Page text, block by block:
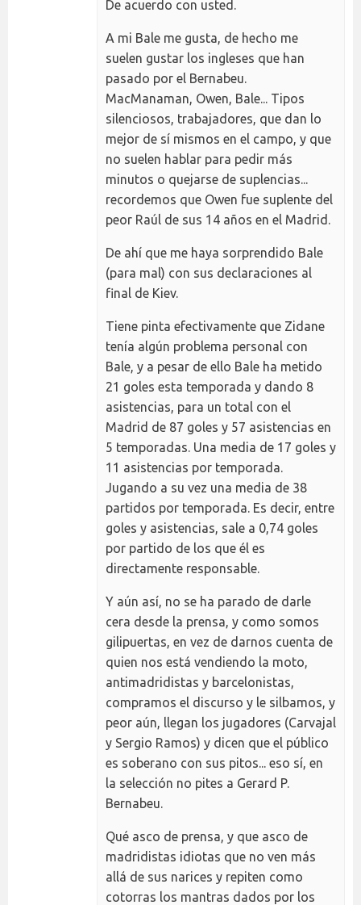
De acuerdo con usted.
A mi Bale me gusta, de hecho me
suelen gustar los ingleses que han
pasado por el Bernabeu.
MacManaman, Owen, Bale... Tipos
silenciosos, trabajadores, que dan lo
mejor de sí mismos en el campo, y que
no suelen hablar para pedir más
minutos o quejarse de suplencias...
recordemos que Owen fue suplente del
peor Raúl de sus 14 años en el Madrid.
De ahí que me haya sorprendido Bale
(para mal) con sus declaraciones al
final de Kiev.
Tiene pinta efectivamente que Zidane
tenía algún problema personal con
Bale, y a pesar de ello Bale ha metido
21 goles esta temporada y dando 8
asistencias, para un total con el
Madrid de 87 goles y 57 asistencias en
5 temporadas. Una media de 17 goles y
11 asistencias por temporada.
Jugando a su vez una media de 38
partidos por temporada. Es decir, entre
goles y asistencias, sale a 0,74 goles
por partido de los que él es
directamente responsable.
Y aún así, no se ha parado de darle
cera desde la prensa, y como somos
gilipuertas, en vez de darnos cuenta de
quien nos está vendiendo la moto,
antimadridistas y barcelonistas,
compramos el discurso y le silbamos, y
peor aún, llegan los jugadores (Carvajal
y Sergio Ramos) y dicen que el público
es soberano con sus pitos... eso sí, en
la selección no pites a Gerard P.
Bernabeu.
Qué asco de prensa, y que asco de
madridistas idiotas que no ven más
allá de sus narices y repiten como
cotorras los mantras dados por los